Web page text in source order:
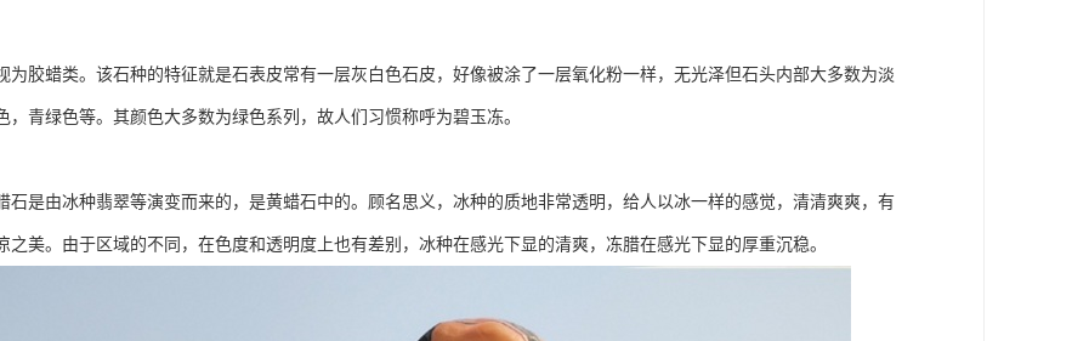
为胶蜡类。该石种的特征就是石表皮常有一层灰白色石皮，好像被涂了一层氧化粉一样，无光泽但石头内部大多数为淡
，青绿色等。其颜色大多数为绿色系列，故人们习惯称呼为碧玉冻。
石是由冰种翡翠等演变而来的，是黄蜡石中的。顾名思义，冰种的质地非常透明，给人以冰一样的感觉，清清爽爽，有
之美。由于区域的不同，在色度和透明度上也有差别，冰种在感光下显的清爽，冻腊在感光下显的厚重沉稳。